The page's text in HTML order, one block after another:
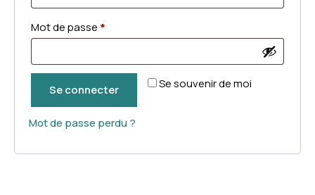
Mot de passe *
Se souvenir de moi
Se connecter
Mot de passe perdu ?